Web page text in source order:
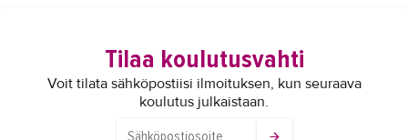
Tilaa koulutusvahti
Voit tilata sähköpostiisi ilmoituksen, kun seuraava
koulutus julkaistaan.